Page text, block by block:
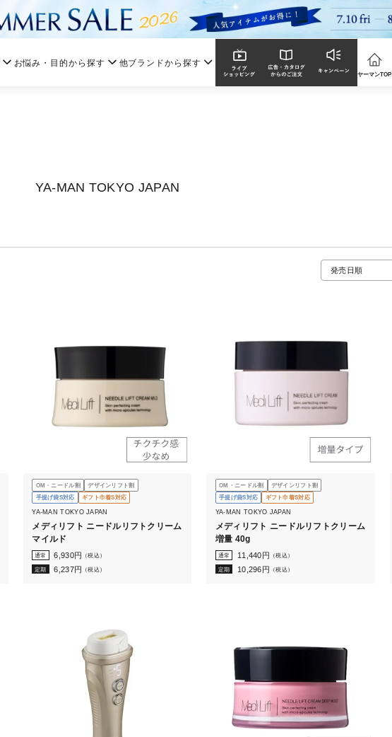
お悩み・目的から探す 他ブランドから探す
ヤーマンTOP
YA-MAN TOKYO JAPAN
発売日順
OM・ニードル割
デザインリフト割
手提げ袋S対応
ギフト巾着S対応
YA-MAN TOKYO JAPAN
メディリフト ニードルリフトクリーム
マイルド
通常 6,930円 （税込）
定期
6,237円 （税込）
OM・ニードル割
デザインリフト割
手提げ袋S対応
ギフト巾着S対応
YA-MAN TOKYO JAPAN
メディリフト ニードルリフトクリーム
増量 40g
通常 11,440円 （税込）
定期
10,296円 （税込）